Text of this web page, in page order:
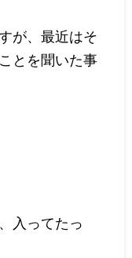
が、最近はそ
とを聞いた事
入ってたっ